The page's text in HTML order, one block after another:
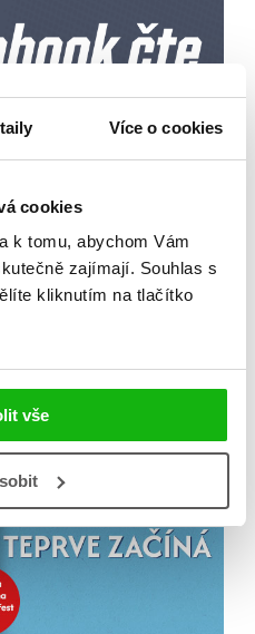
Více o cookies
cookies
k tomu, abychom Vám
zajímají. Souhlas s
kliknutím na tlačítko
vše